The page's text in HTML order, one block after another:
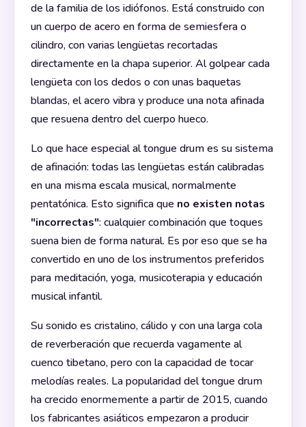
de la familia de los idiófonos. Está construido con
un cuerpo de acero en forma de semiesfera o
cilindro, con varias lengüetas recortadas
directamente en la chapa superior. Al golpear cada
lengüeta con los dedos o con unas baquetas
blandas, el acero vibra y produce una nota afinada
que resuena dentro del cuerpo hueco.
Lo que hace especial al tongue drum es su sistema
de afinación: todas las lengüetas están calibradas
en una misma escala musical, normalmente
pentatónica. Esto significa que no existen notas
"incorrectas": cualquier combinación que toques
suena bien de forma natural. Es por eso que se ha
convertido en uno de los instrumentos preferidos
para meditación, yoga, musicoterapia y educación
musical infantil.
Su sonido es cristalino, cálido y con una larga cola
de reverberación que recuerda vagamente al
cuenco tibetano, pero con la capacidad de tocar
melodías reales. La popularidad del tongue drum
ha crecido enormemente a partir de 2015, cuando
los fabricantes asiáticos empezaron a producir